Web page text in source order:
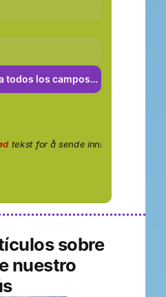
todos los campos…
tekst for å sende inn!
sobre
nuestro